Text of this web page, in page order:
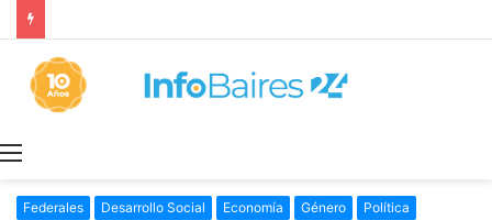
Federales Desarrollo Social Economía Género
Política